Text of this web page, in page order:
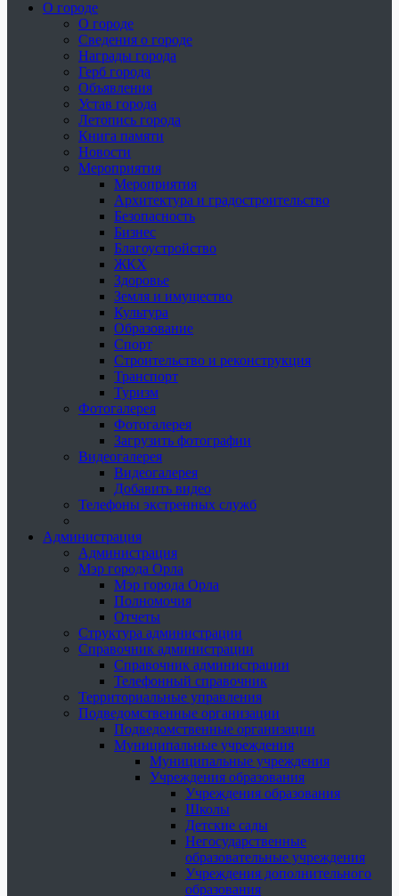
О городе
О городе
Сведения о городе
Награды города
Герб города
Объявления
Устав города
Летопись города
Книга памяти
Новости
Мероприятия
Мероприятия
Архитектура и градостроительство
Безопасность
Бизнес
Благоустройство
ЖКХ
Здоровье
Земля и имущество
Культура
Образование
Спорт
Строительство и реконструкция
Транспорт
Туризм
Фотогалерея
Фотогалерея
Загрузить фотографии
Видеогалерея
Видеогалерея
Добавить видео
Телефоны экстренных служб
Администрация
Администрация
Мэр города Орла
Мэр города Орла
Полномочия
Отчеты
Структура администрации
Справочник администрации
Справочник администрации
Телефонный справочник
Территориальные управления
Подведомственные организации
Подведомственные организации
Муниципальные учреждения
Муниципальные учреждения
Учреждения образования
Учреждения образования
Школы
Детские сады
Негосударственные
образовательные учреждения
Учреждения дополнительного
образования